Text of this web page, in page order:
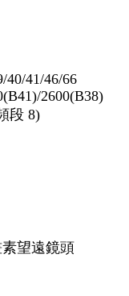
41/46/66
2600(B38)
段 8)
望遠鏡頭